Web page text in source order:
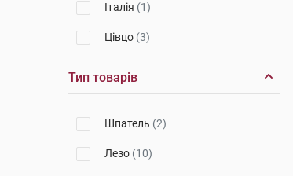
Італія (1)
Цівцо (3)
Київгума(1)
Сургівелл(3)
Хірана Інджекта
Тип товарів
Шпатель (2)
Лезо (10)